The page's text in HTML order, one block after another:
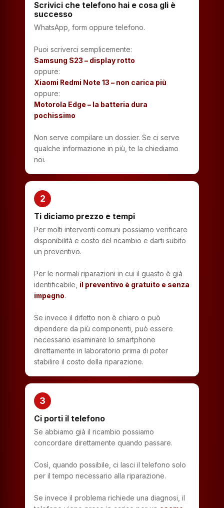
Scrivici che telefono hai e cosa gli è
successo
WhatsApp, form oppure telefono.
Puoi scriverci semplicemente:
Samsung S23 – display rotto
oppure:
Xiaomi Redmi Note 13 – non carica più
oppure:
Motorola Edge – la batteria dura
pochissimo
Non serve compilare un dossier. Se ci serve
qualche informazione in più, te la chiediamo
noi.
2
Ti diciamo prezzo e tempi
Per molti interventi comuni possiamo verificare
disponibilità e costo del ricambio e darti subito
un preventivo.
Per le normali riparazioni in cui il guasto è già
identificabile, il preventivo è gratuito e senza
impegno.
Se invece il difetto non è chiaro o può
dipendere da più componenti, può essere
necessario esaminare lo smartphone
direttamente in laboratorio prima di poter
stabilire il costo della riparazione.
3
Ci porti il telefono
Se abbiamo già il ricambio possiamo
concordare direttamente quando passare.
Così, quando possibile, ci lasci il telefono solo
per il tempo necessario alla riparazione.
Se invece il problema richiede una diagnosi, il